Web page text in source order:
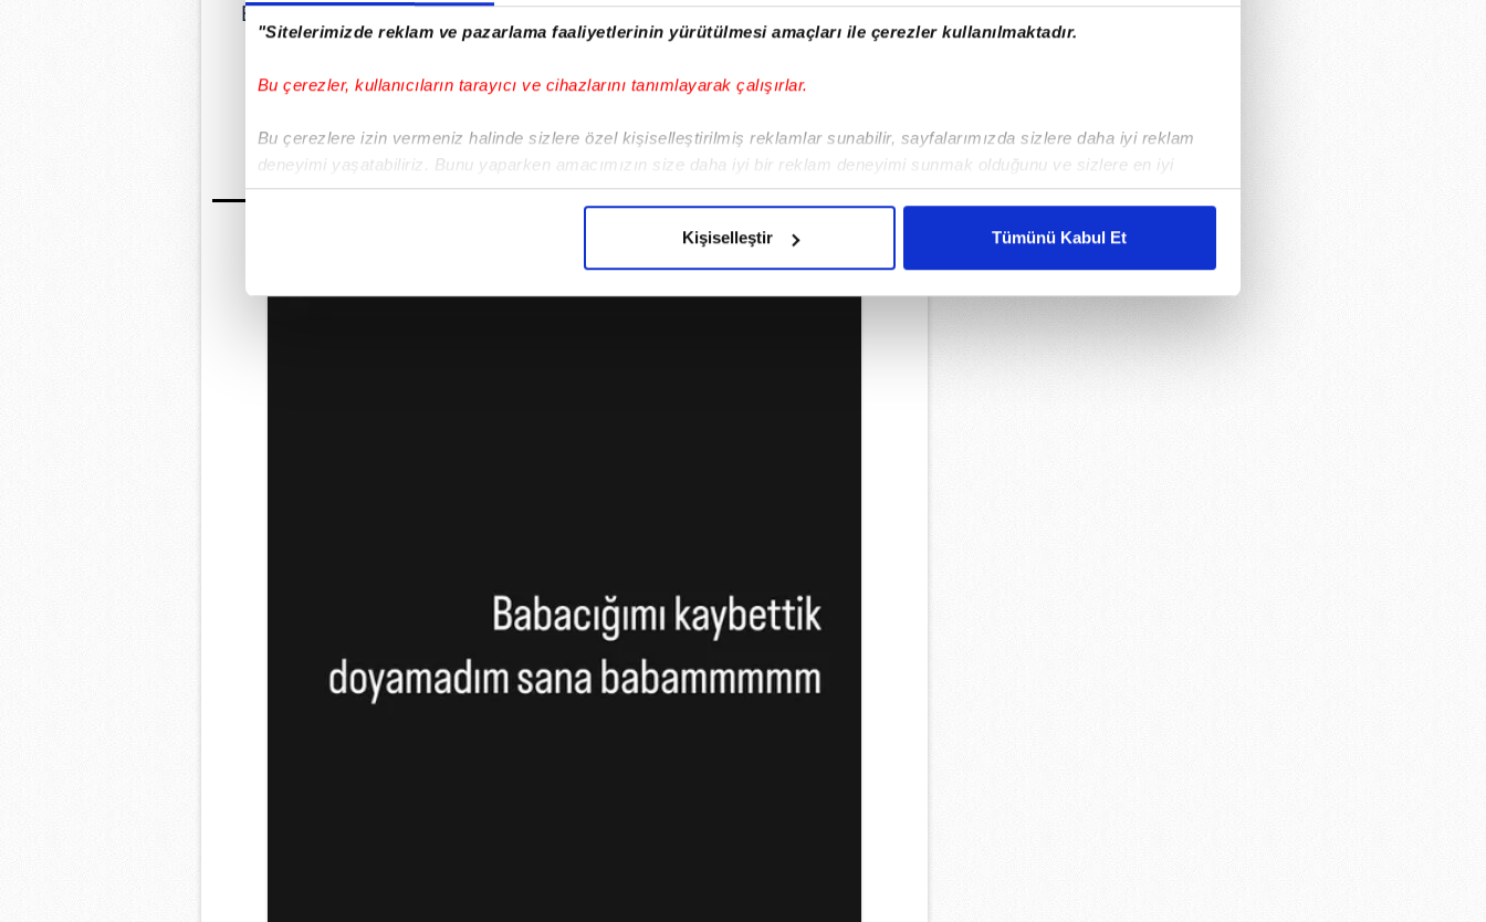
"Sitelerimizde reklam ve pazarlama faaliyetlerinin yürütülmesi amaçları ile çerezler kullanılmaktadır.
Bu çerezler, kullanıcıların tarayıcı ve cihazlarını tanımlayarak çalışırlar.
Bu çerezlere izin vermeniz halinde sizlere özel kişiselleştirilmiş reklamlar sunabilir, sayfalarımızda sizlere daha iyi reklam
deneyimi yaşatabiliriz. Bunu yaparken amacımızın size daha iyi bir reklam deneyimi sunmak olduğunu ve sizlere en iyi
içerikleri sunabilmek adına elimizden gelen çabayı gösterdiğimizi ve bu noktada, reklamların maliyetlerimizi karşılamak
Her halükârda, kullanıcılar, bu çerezlere izin vermedikleri takdirde, kullanıcılara hedefli reklamlar gösterilmeyecektir."
Kişiselleştir Tümünü Kabul Et
Bu sefer babası Mutlu Otman'ın sağlığıyla yıkılan Fulden Uras, acı
kaybını sosyal medyadan duyurmuştu.